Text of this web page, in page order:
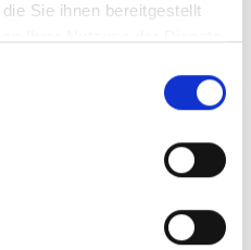
Sie ihnen bereitgestellt
79,95 €